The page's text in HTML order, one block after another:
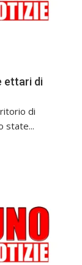
ettari di
di
state...